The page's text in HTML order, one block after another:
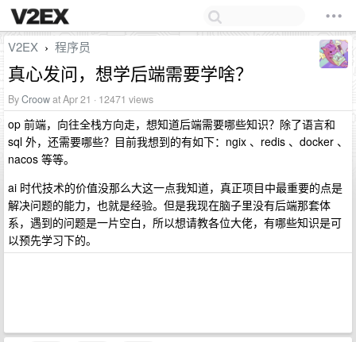
V2EX › 程序员
真心发问，想学后端需要学啥？
ByCroowat Apr 21 · 12471 views
op 前端，向往全栈方向走，想知道后端需要哪些知识？除了语言和
sql 外，还需要哪些？目前我想到的有如下：ngix 、redis 、docker 、
nacos 等等。
ai 时代技术的价值没那么大这一点我知道，真正项目中最重要的点是
解决问题的能力，也就是经验。但是我现在脑子里没有后端那套体
系，遇到的问题是一片空白，所以想请教各位大佬，有哪些知识是可
以预先学习下的。